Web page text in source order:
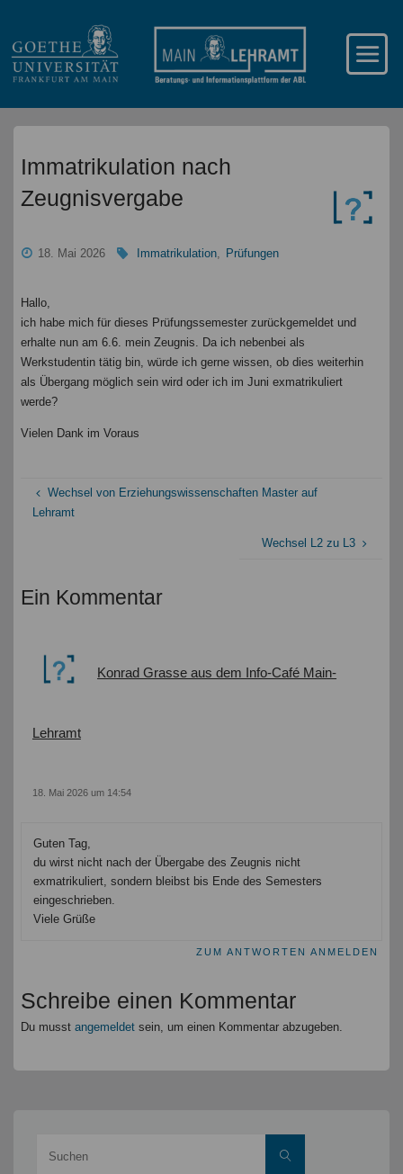
Immatrikulation nach
Zeugnisvergabe
18. Mai 2026 Immatrikulation, Prüfungen
Hallo,
ich habe mich für dieses Prüfungssemester zurückgemeldet und
erhalte nun am 6.6. mein Zeugnis. Da ich nebenbei als
Werkstudentin tätig bin, würde ich gerne wissen, ob dies weiterhin
als Übergang möglich sein wird oder ich im Juni exmatrikuliert
werde?
Vielen Dank im Voraus
Wechsel von Erziehungswissenschaften Master auf
Lehramt
Wechsel L2 zu L3
Ein Kommentar
Konrad Grasse aus dem Info-Café Main-
Lehramt
18. Mai 2026 um 14:54
Guten Tag,
du wirst nicht nach der Übergabe des Zeugnis nicht
exmatrikuliert, sondern bleibst bis Ende des Semesters
eingeschrieben.
Viele Grüße
ZUM ANTWORTEN ANMELDEN
Schreibe einen Kommentar
Du musstangemeldet sein, um einen Kommentar abzugeben.
Suchen